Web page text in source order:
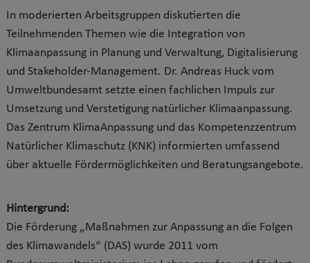
In moderierten Arbeitsgruppen diskutierten die
Teilnehmenden Themen wie die Integration von
Klimaanpassung in Planung und Verwaltung, Digitalisierung
und Stakeholder-Management. Dr. Andreas Huck vom
Umweltbundesamt setzte einen fachlichen Impuls zur
Umsetzung und Verstetigung natürlicher Klimaanpassung.
Das Zentrum KlimaAnpassung und das Kompetenzzentrum
Natürlicher Klimaschutz (KNK) informierten umfassend
über aktuelle Fördermöglichkeiten und Beratungsangebote.
Hintergrund:
Die Förderung „Maßnahmen zur Anpassung an die Folgen
des Klimawandels“ (DAS) wurde 2011 vom